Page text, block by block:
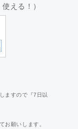
える！）
ますので『7日以
お願いします。